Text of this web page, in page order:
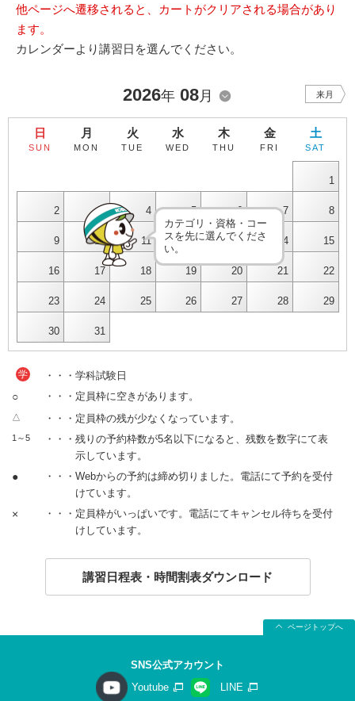
他ページへ遷移されると、カートがクリアされる場合があり
ます。
カレンダーより講習日を選んでください。
2026年 08月 来月
日
SUN
月
MON
火
TUE
水
WED
木
THU
金
FRI
土
SAT
1
2 3 4 5 6 7 8
9 10 11 12 13 14 15
16 17 18 19 20 21 22
23 24 25 26 27 28 29
30 31
カテゴリ・資格・コー
スを先に選んでくださ
い。
学 ・・・学科試験日
○ ・・・定員枠に空きがあります。
△ ・・・定員枠の残が少なくなっています。
1～5
・・・残りの予約枠数が5名以下になると、残数を数字にて表
示しています。
●
・・・Webからの予約は締め切りました。電話にて予約を受付
けています。
×
・・・定員枠がいっぱいです。電話にてキャンセル待ちを受付
けしています。
講習日程表・時間割表ダウンロード
ページトップへ
SNS公式アカウント
Youtube
LINE